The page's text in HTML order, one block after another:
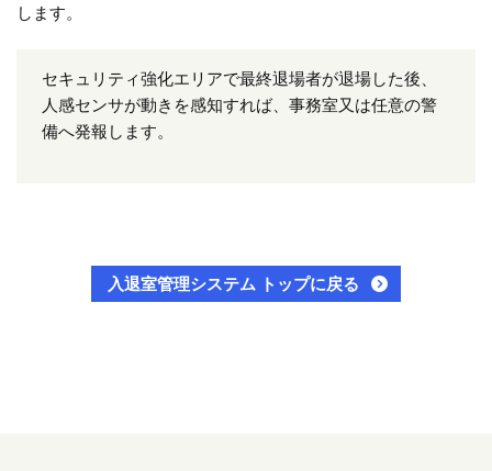
します。
セキュリティ強化エリアで最終退場者が退場した後、
人感センサが動きを感知すれば、事務室又は任意の警
備へ発報します。
入退室管理システム トップに戻る